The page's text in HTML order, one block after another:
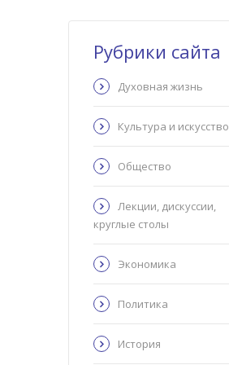
Рубрики сайта
Духовная жизнь
Культура и искусство
Общество
Лекции, дискуссии,
круглые столы
Экономика
Политика
История